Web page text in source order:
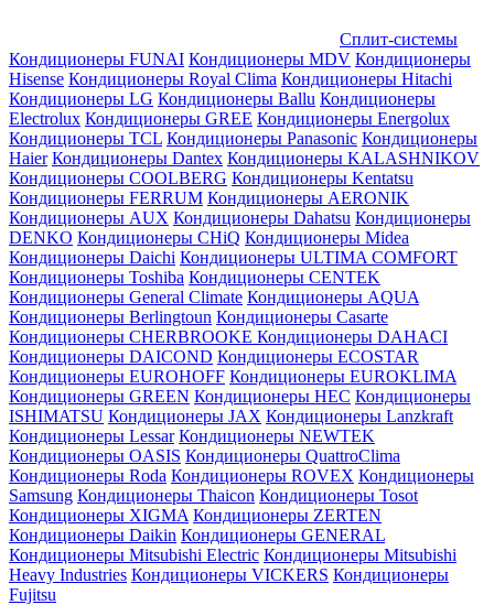
Сплит-системы
Кондиционеры FUNAI Кондиционеры MDV Кондиционеры
Hisense Кондиционеры Royal Clima Кондиционеры Hitachi
Кондиционеры LG Кондиционеры Ballu Кондиционеры
Electrolux Кондиционеры GREE Кондиционеры Energolux
Кондиционеры TCL Кондиционеры Panasonic Кондиционеры
Haier Кондиционеры Dantex Кондиционеры KALASHNIKOV
Кондиционеры СOOLBERG Кондиционеры Kentatsu
Кондиционеры FERRUM Кондиционеры AERONIK
Кондиционеры AUX Кондиционеры Dahatsu Кондиционеры
DENKO Кондиционеры CHiQ Кондиционеры Midea
Кондиционеры Daichi Кондиционеры ULTIMA COMFORT
Кондиционеры Toshiba Кондиционеры CENTEK
Кондиционеры General Climate Кондиционеры AQUA
Кондиционеры Berlingtoun Кондиционеры Casarte
Кондиционеры CHERBROOKE Кондиционеры DAHACI
Кондиционеры DAICOND Кондиционеры ECOSTAR
Кондиционеры EUROHOFF Кондиционеры EUROKLIMA
Кондиционеры GREEN Кондиционеры HEC Кондиционеры
ISHIMATSU Кондиционеры JAX Кондиционеры Lanzkraft
Кондиционеры Lessar Кондиционеры NEWTEK
Кондиционеры OASIS Кондиционеры QuattroClima
Кондиционеры Roda Кондиционеры ROVEX Кондиционеры
Samsung Кондиционеры Thaicon Кондиционеры Tosot
Кондиционеры XIGMA Кондиционеры ZERTEN
Кондиционеры Daikin Кондиционеры GENERAL
Кондиционеры Mitsubishi Electric Кондиционеры Mitsubishi
Heavy Industries Кондиционеры VICKERS Кондиционеры
Fujitsu